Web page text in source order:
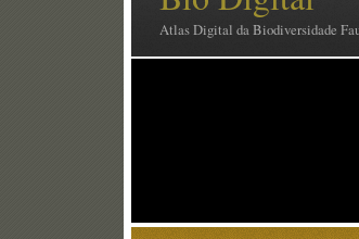
Atlas Digital da Biodiversidade